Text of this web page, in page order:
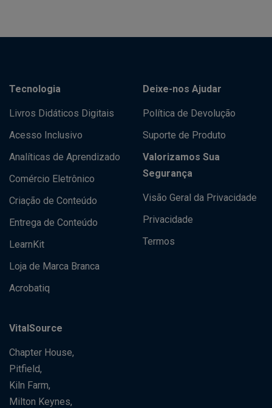
Tecnologia
Livros Didáticos Digitais
Acesso Inclusivo
Analíticas de Aprendizado
Comércio Eletrônico
Criação de Conteúdo
Entrega de Conteúdo
LearnKit
Loja de Marca Branca
Acrobatiq
Deixe-nos Ajudar
Política de Devolução
Suporte de Produto
Valorizamos Sua
Segurança
Visão Geral da Privacidade
Privacidade
Termos
VitalSource
Chapter House,
Pitfield,
Kiln Farm,
Milton Keynes,